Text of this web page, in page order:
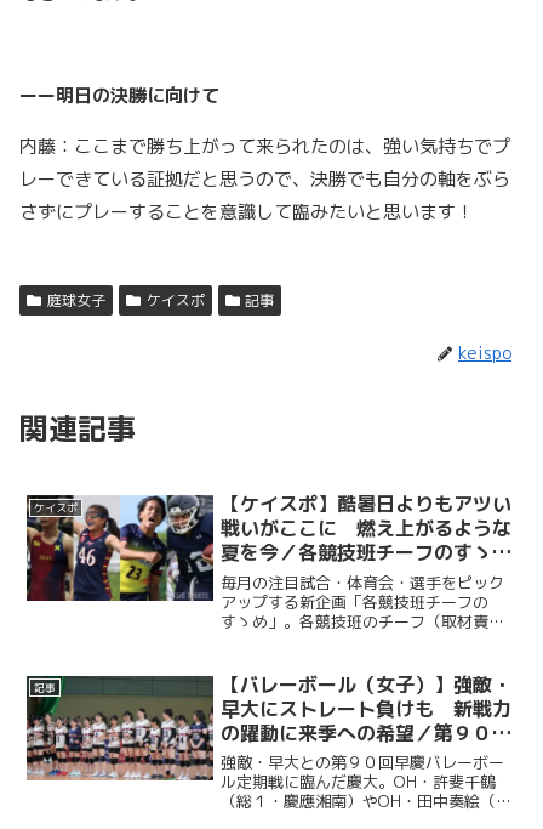
ーー明日の決勝に向けて
内藤：ここまで勝ち上がって来られたのは、強い気持ちでプ
レーできている証拠だと思うので、決勝でも自分の軸をぶら
さずにプレーすることを意識して臨みたいと思います！
庭球女子 ケイスポ 記事
keispo
関連記事
ケイスポ
【ケイスポ】酷暑日よりもアツい
戦いがここに 燃え上がるような
夏を今／各競技班チーフのすゝ
め ８月編
毎月の注目試合・体育会・選手をピック
アップする新企画「各競技班チーフの
すゝめ」。各競技班のチーフ（取材責任
選手④その他アピールしたいこと》をそ
れぞれ書き記した。あなたに...
記事
【バレーボール（女子）】強敵・
早大にストレート負けも 新戦力
の躍動に来季への希望／第９０回
早慶バレーボール定期戦
強敵・早大との第９０回早慶バレーボー
ル定期戦に臨んだ慶大。OH・許斐千鶴
（総１・慶應湘南）やOH・田中奏絵（文